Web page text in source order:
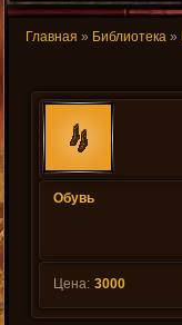
Главная » Библиотека »
Обувь
Цена: 3000